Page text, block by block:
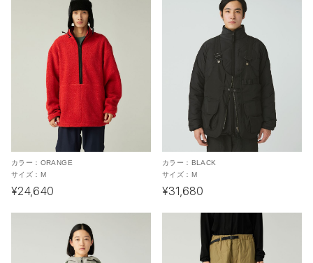
カラー： ORANGE
サイズ： M
¥24,640
カラー： BLACK
サイズ： M
¥31,680